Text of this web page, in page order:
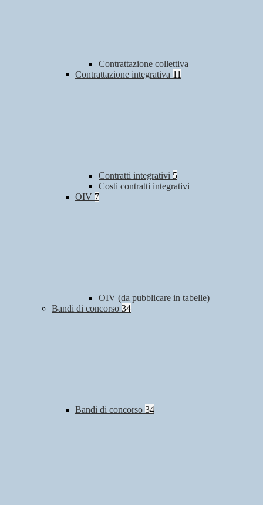
Contrattazione collettiva
Contrattazione integrativa 11
Contratti integrativi 5
Costi contratti integrativi
OIV 7
OIV (da pubblicare in tabelle)
Bandi di concorso 34
Bandi di concorso 34